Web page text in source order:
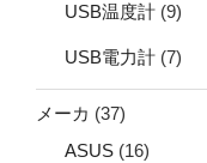
USB温度計 (9)
USB電力計 (7)
メーカ (37)
ASUS (16)